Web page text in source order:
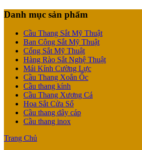
Danh mục sản phẩm
Cầu Thang Sắt Mỹ Thuật
Ban Công Sắt Mỹ Thuật
Cổng Sắt Mỹ Thuật
Hàng Rào Sắt Nghệ Thuật
Mái Kính Cường Lực
Cầu Thang Xoắn Ốc
Cầu thang kính
Cầu Thang Xương Cá
Hoa Sắt Cửa Sổ
Cầu thang dây cáp
Cầu thang inox
Trang Chủ